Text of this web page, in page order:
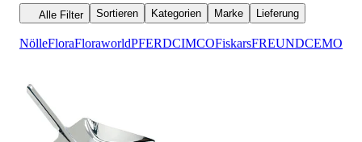
Alle Filter Sortieren Kategorien Marke Lieferung
NölleFloraFloraworldPFERDCIMCOFiskarsFREUNDCEMO